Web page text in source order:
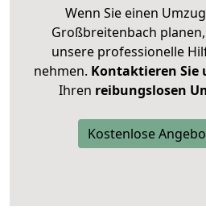
Wenn Sie einen
Großbreitenbach
unsere professionelle
nehmen. Kontaktieren Sie
Ihren reibungslosen
Kostenlose